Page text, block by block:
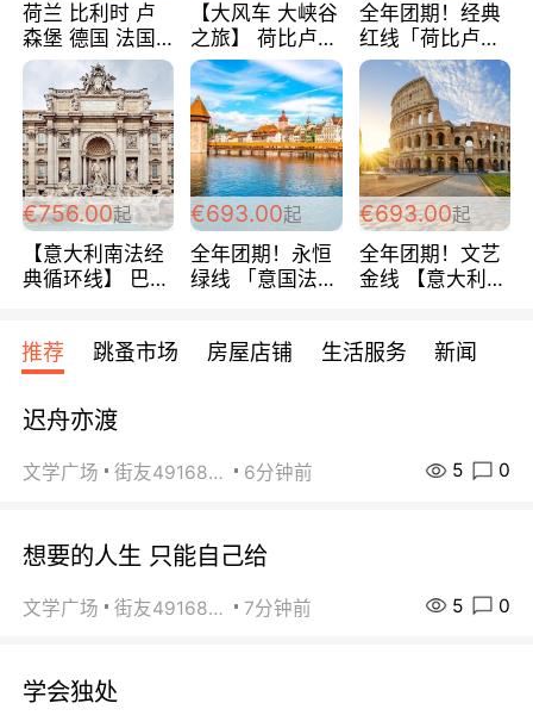
荷兰 比利时 卢
森堡 德国 法国
超爽玩遍西欧 循
环线 全程四星宾
馆 108欧/人/天
【大风车 大峡谷
之旅】 荷比卢德
法 巴黎上下 经
典五国四日游
488欧/人
全年团期！经典
红线「荷比卢德
法」七天循环 五
国 仅售99欧/人/
天！巴黎上下！
包拼房~
€756.00起
【意大利南法经
典循环线】 巴黎
宾馆 108欧/天起
全程756欧/位
€693.00起
全年团期！永恒
绿线 「意国法
欧/天起 ~包拼房
€693.00起
全年团期！文艺
金线 【意大利一
每周铁发！
推荐 跳蚤市场 房屋店铺 生活服务 新闻
迟舟亦渡
文学广场 街友49168527 6分钟前 5 0
想要的人生 只能自己给
文学广场 街友49168527 7分钟前 5 0
学会独处